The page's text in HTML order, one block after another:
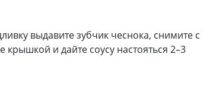
выдавите зубчик чеснока, снимите с
крышкой и дайте соусу настояться 2–3